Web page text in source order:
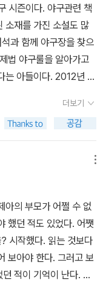
다가 안되겠어서 그냥
…<다섯 번째 감각> 김
히 실천될지 미지수이긴
내 여성 작가들의 책을
리 작가님의 책을 시작
. 소설도 분류를 했었
작가들의 책이 너무
다.근데도 읽으니 재밌
듯 하여 한 권씩 한 권
어뒀었는데 덕분에 재
중에도 읽게 되었다. 예
음..이젠 제법 안 무섭
희 작가의 소설이다. 요
린 무제 출판사에서 출
수 없는 아버지를 위해
음을 움직이게 하는 무
시즌이다. 야구관련 책
소재를 가진 소설도 많
과 함께 야구장을 찾으
법 야구룰을 알아가고
는 아들이다. 2012년 프
니면 아직 여전히 실력
은 경기가 있으니 열심
우스포 킬러 미즈하라
와 우
라보았다. 더불어 영어
념하며 동화책도 몇
니? 신주영 지음, 순미
발백중 명중이, 무관
년 1월 지도에 없는
비평사) / 2012년 3월
그림, 이봉열.함희명
더보기
아의 부모가 어쩔 수 없
했던 적도 있었다. 어쨋
시작했다. 읽는 것보다
한다. 그러고 보
적이 기억이 난다. 상